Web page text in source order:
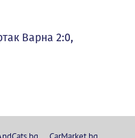
Варна 2:0,